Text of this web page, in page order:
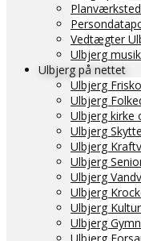
Vedtægter
Ulbjerg
Ulbjerg på nettet
Ulbjerg
Ulbjerg
Ulbjerg kirke
Ulbjerg
Ulbjerg
Ulbjerg
Ulbjerg
Ulbjerg
Ulbjerg
Ulbjerg